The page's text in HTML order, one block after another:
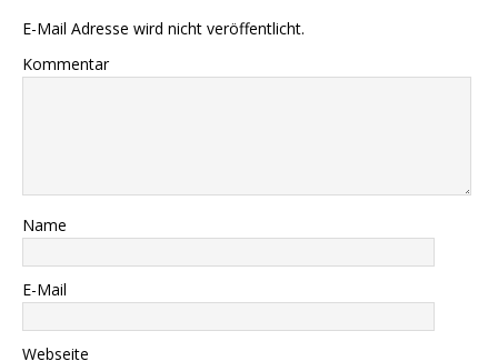
E-Mail Adresse wird nicht veröffentlicht.
Kommentar
Name
E-Mail
Webseite